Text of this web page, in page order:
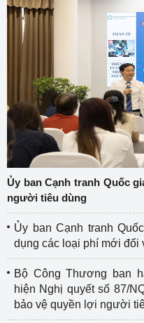
Ủy ban Cạnh tranh Quốc
người tiêu dùng
Ủy ban Cạnh tranh
dụng các loại phí mới
Bộ Công Thương ban
hiện Nghị quyết số 87/
bảo vệ quyền lợi người